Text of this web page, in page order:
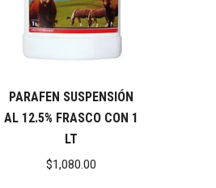
PARAFEN SUSPENSIÓN
AL 12.5% FRASCO CON 1
LT
$1,080.00